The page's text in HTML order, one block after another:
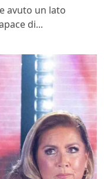
avuto un lato
di...